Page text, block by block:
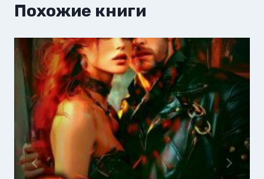
Похожие книги